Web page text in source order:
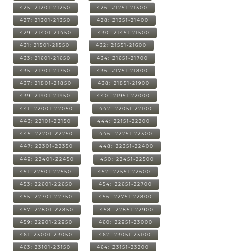
425: 21201-21250 426: 21251-21300
427: 21301-21350 428: 21351-21400
429: 21401-21450 430: 21451-21500
431: 21501-21550 432: 21551-21600
433: 21601-21650 434: 21651-21700
435: 21701-21750 436: 21751-21800
437: 21801-21850 438: 21851-21900
439: 21901-21950 440: 21951-22000
441: 22001-22050 442: 22051-22100
443: 22101-22150 444: 22151-22200
445: 22201-22250 446: 22251-22300
447: 22301-22350 448: 22351-22400
449: 22401-22450 450: 22451-22500
451: 22501-22550 452: 22551-22600
453: 22601-22650 454: 22651-22700
455: 22701-22750 456: 22751-22800
457: 22801-22850 458: 22851-22900
459: 22901-22950 460: 22951-23000
461: 23001-23050 462: 23051-23100
463: 23101-23150 464: 23151-23200